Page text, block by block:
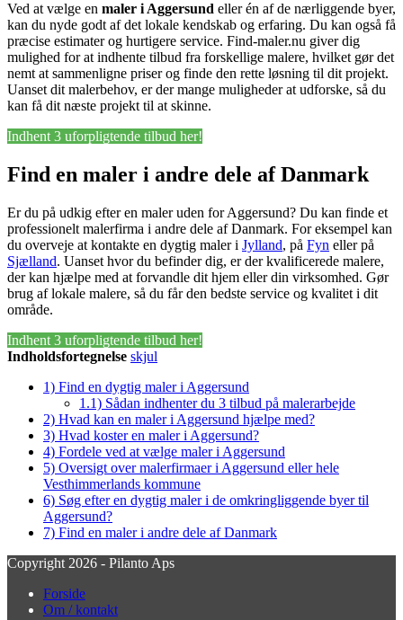
Ved at vælge en maler i Aggersund eller én af de nærliggende byer,
kan du nyde godt af det lokale kendskab og erfaring. Du kan også få
præcise estimater og hurtigere service. Find-maler.nu giver dig
mulighed for at indhente tilbud fra forskellige malere, hvilket gør det
nemt at sammenligne priser og finde den rette løsning til dit projekt.
Uanset dit malerbehov, er der mange muligheder at udforske, så du
kan få dit næste projekt til at skinne.
Indhent 3 uforpligtende tilbud her!
Find en maler i andre dele af Danmark
Er du på udkig efter en maler uden for Aggersund? Du kan finde et
professionelt malerfirma i andre dele af Danmark. For eksempel kan
du overveje at kontakte en dygtig maler i Jylland, på Fyn eller på
Sjælland. Uanset hvor du befinder dig, er der kvalificerede malere,
der kan hjælpe med at forvandle dit hjem eller din virksomhed. Gør
brug af lokale malere, så du får den bedste service og kvalitet i dit
område.
Indhent 3 uforpligtende tilbud her!
Indholdsfortegnelse skjul
1) Find en dygtig maler i Aggersund
1.1) Sådan indhenter du 3 tilbud på malerarbejde
2) Hvad kan en maler i Aggersund hjælpe med?
3) Hvad koster en maler i Aggersund?
4) Fordele ved at vælge maler i Aggersund
5) Oversigt over malerfirmaer i Aggersund eller hele
Vesthimmerlands kommune
6) Søg efter en dygtig maler i de omkringliggende byer til
Aggersund?
7) Find en maler i andre dele af Danmark
Copyright 2026 - Pilanto Aps
Forside
Om / kontakt